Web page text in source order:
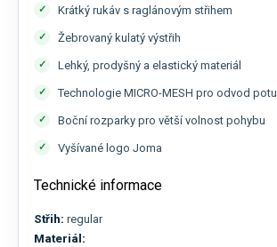
Krátký rukáv s raglánovým střihem
Žebrovaný kulatý výstřih
Lehký, prodyšný a elastický materiál
Technologie MICRO-MESH pro odvod potu
Boční rozparky pro větší volnost pohybu
Vyšívané logo Joma
Technické informace
Střih: regular
Materiál: